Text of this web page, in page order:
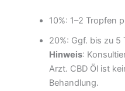
10%: 1–2 Tropfen
20%: Ggf. bis zu 5
Hinweis:
Arzt. CBD Öl ist
Behandlung.